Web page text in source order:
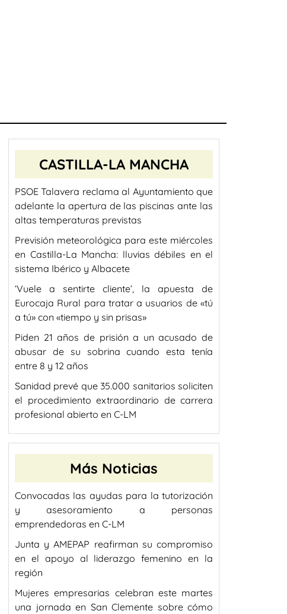
CASTILLA-LA MANCHA
PSOE Talavera reclama al Ayuntamiento que
adelante la apertura de las piscinas ante las
altas temperaturas previstas
Previsión meteorológica para este miércoles
en Castilla-La Mancha: lluvias débiles en el
sistema Ibérico y Albacete
‘Vuele a sentirte cliente’, la apuesta de
Eurocaja Rural para tratar a usuarios de «tú
a tú» con «tiempo y sin prisas»
Piden 21 años de prisión a un acusado de
abusar de su sobrina cuando esta tenía
entre 8 y 12 años
Sanidad prevé que 35.000 sanitarios soliciten
el procedimiento extraordinario de carrera
profesional abierto en C-LM
Más Noticias
Convocadas las ayudas para la tutorización
y asesoramiento a personas
emprendedoras en C-LM
Junta y AMEPAP reafirman su compromiso
en el apoyo al liderazgo femenino en la
región
Mujeres empresarias celebran este martes
una jornada en San Clemente sobre cómo